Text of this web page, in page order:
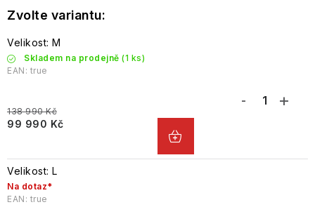
Velikost: M
Skladem na prodejně (1 ks)
EAN: true
138 990 Kč
99 990 Kč
Velikost: L
Na dotaz*
EAN: true